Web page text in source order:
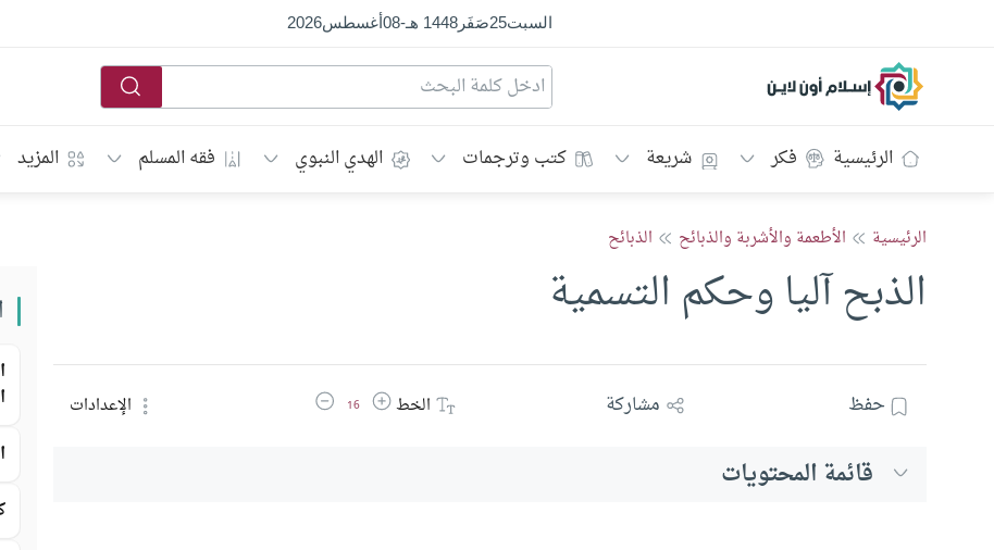
السبت25صَفَر1448 هـ -
08أغسطس2026
إسلام أون لاين
الرئيسية فكر شريعة كتب وترجمات الهدي النبوي فقه المسلم المزيد
الرئيسية الأطعمة والأشربة والذبائح الذبائح
الذبح آليا وحكم التسمية
حفظ مشاركة الخطزيادة حجم الخط
16 تقليل حجم الخط الإعدادات
قائمة المحتويات